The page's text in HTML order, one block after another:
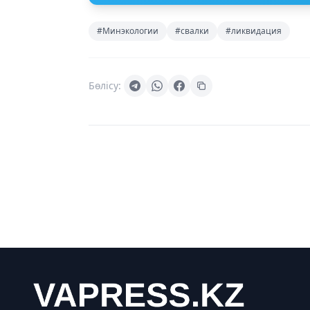
#Минэкологии #свалки #ликвидация
Бөлісу: